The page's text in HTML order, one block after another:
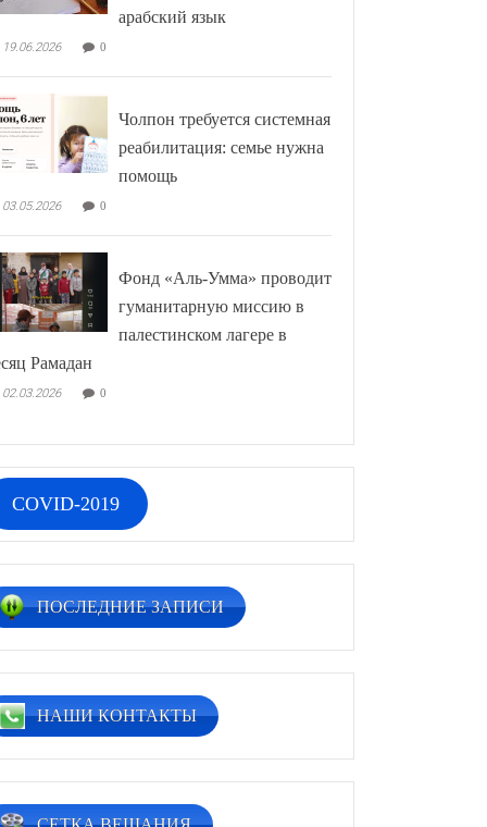
арабский язык
19.06.2026 0
Чолпон требуется системная
реабилитация: семье нужна
помощь
03.05.2026 0
Фонд «Аль-Умма» проводит
гуманитарную миссию в
палестинском лагере в
Рамадан
02.03.2026 0
COVID-2019
ПОСЛЕДНИЕ ЗАПИСИ
НАШИ КОНТАКТЫ